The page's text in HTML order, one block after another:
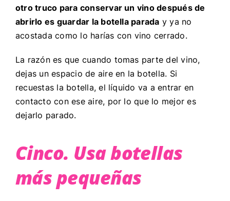
otro truco para conservar un vino después de
abrirlo es guardar la botella parada y ya no
acostada como lo harías con vino cerrado.
La razón es que cuando tomas parte del vino,
dejas un espacio de aire en la botella. Si
recuestas la botella, el líquido va a entrar en
contacto con ese aire, por lo que lo mejor es
dejarlo parado.
Cinco. Usa botellas
más pequeñas